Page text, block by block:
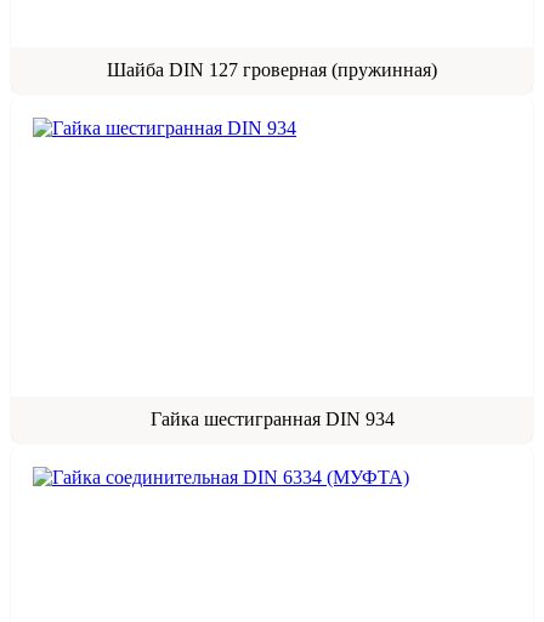
Шайба DIN 127 гроверная (пружинная)
Гайка шестигранная DIN 934